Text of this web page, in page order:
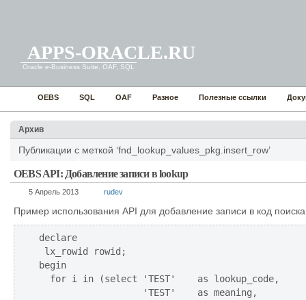
APPS-ORACLE.RU
Oracle e-Business Suite, OAF, SQL
OEBS SQL OAF Разное Полезные ссылки
Архив
Публикации с меткой ‘fnd_lookup_values_pkg.insert_row’
OEBS API: Добавление записи в lookup
5 Апрель 2013 rudev
Пример использования API для добавление записи в код
declare
lx_rowid rowid;
begin
  for i in (select 'TEST'    as lookup_code,
                   'TEST'    as meaning,